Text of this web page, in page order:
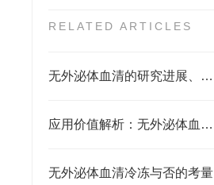
RELATED ARTICLES
无外泌体血清的研究进展、实验技术及专用试剂应用概述
应用价值解析：无外泌体血清在细胞外泌体研究中的核心作用
无外泌体血清冷冻与否的考量